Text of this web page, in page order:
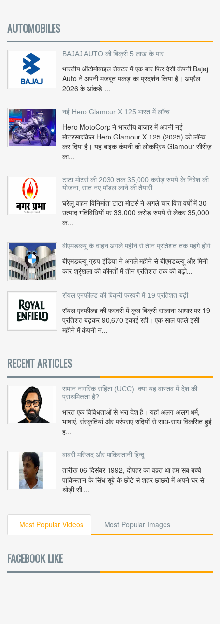
AUTOMOBILES
BAJAJ AUTO की बिक्री 5 लाख के पार
भारतीय ऑटोमोबाइल सेक्टर में एक बार फिर देसी कंपनी Bajaj
Auto ने अपनी मजबूत पकड़ का प्रदर्शन किया है। अप्रैल
2026 के आंकड़े ...
नई Hero Glamour X 125 भारत में लॉन्च
Hero MotoCorp ने भारतीय बाजार में अपनी नई
मोटरसाइकिल Hero Glamour X 125 (2025) को लॉन्च
कर दिया है। यह बाइक कंपनी की लोकप्रिय Glamour सीरीज़
का...
टाटा मोटर्स की 2030 तक 35,000 करोड़ रुपये के निवेश की
योजना, सात नए मॉडल लाने की तैयारी
घरेलू वाहन विनिर्माता टाटा मोटर्स ने अगले चार वित्त वर्षों में 30
उत्पाद गतिविधियों पर 33,000 करोड़ रुपये से लेकर 35,000
क...
बीएमडब्ल्यू के वाहन अगले महीने से तीन प्रतिशत तक महंगे होंगे
बीएमडब्ल्यू ग्रुप इंडिया ने अगले महीने से बीएमडब्ल्यू और मिनी
कार श्रृंखला की कीमतों में तीन प्रतिशत तक की बढ़ो...
रॉयल एनफील्ड की बिक्री फरवरी में 19 प्रतिशत बढ़ी
रॉयल एनफील्ड की फरवरी में कुल बिक्री सालाना आधार पर 19
प्रतिशत बढ़कर 90,670 इकाई रही। एक साल पहले इसी
महीने में कंपनी न...
RECENT ARTICLES
समान नागरिक संहिता (UCC): क्या यह वास्तव में देश की
प्राथमिकता है?
भारत एक विविधताओं से भरा देश है। यहां अलग-अलग धर्म,
भाषाएं, संस्कृतियां और परंपराएं सदियों से साथ-साथ विकसित हुई
ह...
बाबरी मस्जिद और पाकिस्तानी हिन्दू
तारीख 06 दिसंबर 1992, दोपहर का वक़्त था हम सब बच्चे
पाकिस्तान के सिंध सूबे के छोटे से शहर छाछरो में अपने घर से
थोड़ी सी ...
Most Popular Videos Most Popular Images
FACEBOOK LIKE